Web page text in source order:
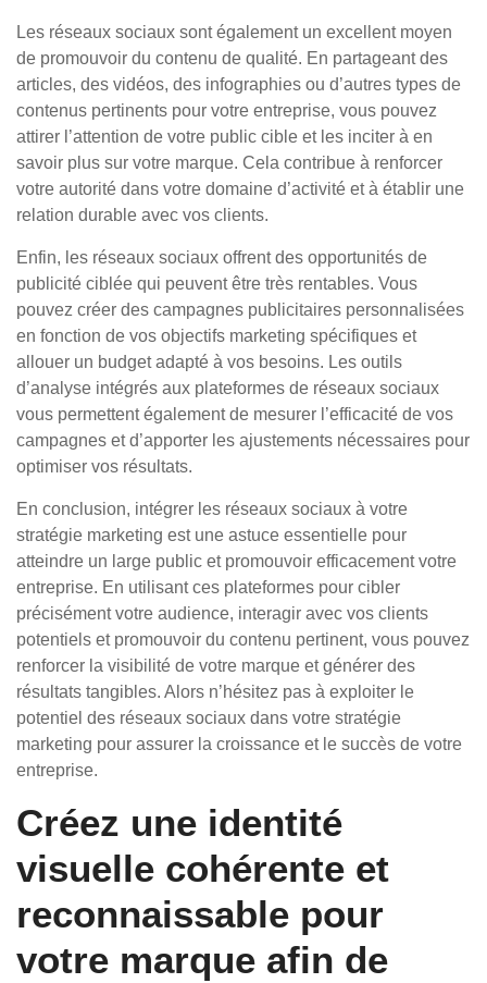
Les réseaux sociaux sont également un excellent moyen
de promouvoir du contenu de qualité. En partageant des
articles, des vidéos, des infographies ou d’autres types de
contenus pertinents pour votre entreprise, vous pouvez
attirer l’attention de votre public cible et les inciter à en
savoir plus sur votre marque. Cela contribue à renforcer
votre autorité dans votre domaine d’activité et à établir une
relation durable avec vos clients.
Enfin, les réseaux sociaux offrent des opportunités de
publicité ciblée qui peuvent être très rentables. Vous
pouvez créer des campagnes publicitaires personnalisées
en fonction de vos objectifs marketing spécifiques et
allouer un budget adapté à vos besoins. Les outils
d’analyse intégrés aux plateformes de réseaux sociaux
vous permettent également de mesurer l’efficacité de vos
campagnes et d’apporter les ajustements nécessaires pour
optimiser vos résultats.
En conclusion, intégrer les réseaux sociaux à votre
stratégie marketing est une astuce essentielle pour
atteindre un large public et promouvoir efficacement votre
entreprise. En utilisant ces plateformes pour cibler
précisément votre audience, interagir avec vos clients
potentiels et promouvoir du contenu pertinent, vous pouvez
renforcer la visibilité de votre marque et générer des
résultats tangibles. Alors n’hésitez pas à exploiter le
potentiel des réseaux sociaux dans votre stratégie
marketing pour assurer la croissance et le succès de votre
entreprise.
Créez une identité
visuelle cohérente et
reconnaissable pour
votre marque afin de